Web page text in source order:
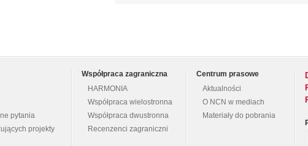
pytania
projekty
Współpraca zagraniczna
HARMONIA
Współpraca wielostronna
Współpraca dwustronna
Recenzenci zagraniczni
Centrum prasowe
Aktualności
O NCN w mediach
Materiały do pobrania